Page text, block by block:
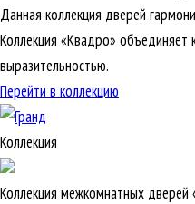
Данная коллекция дверей
Коллекция «Квадро» объединяет
выразительностью.
Перейти в коллекцию
Коллекция
Коллекция межкомнатных дверей